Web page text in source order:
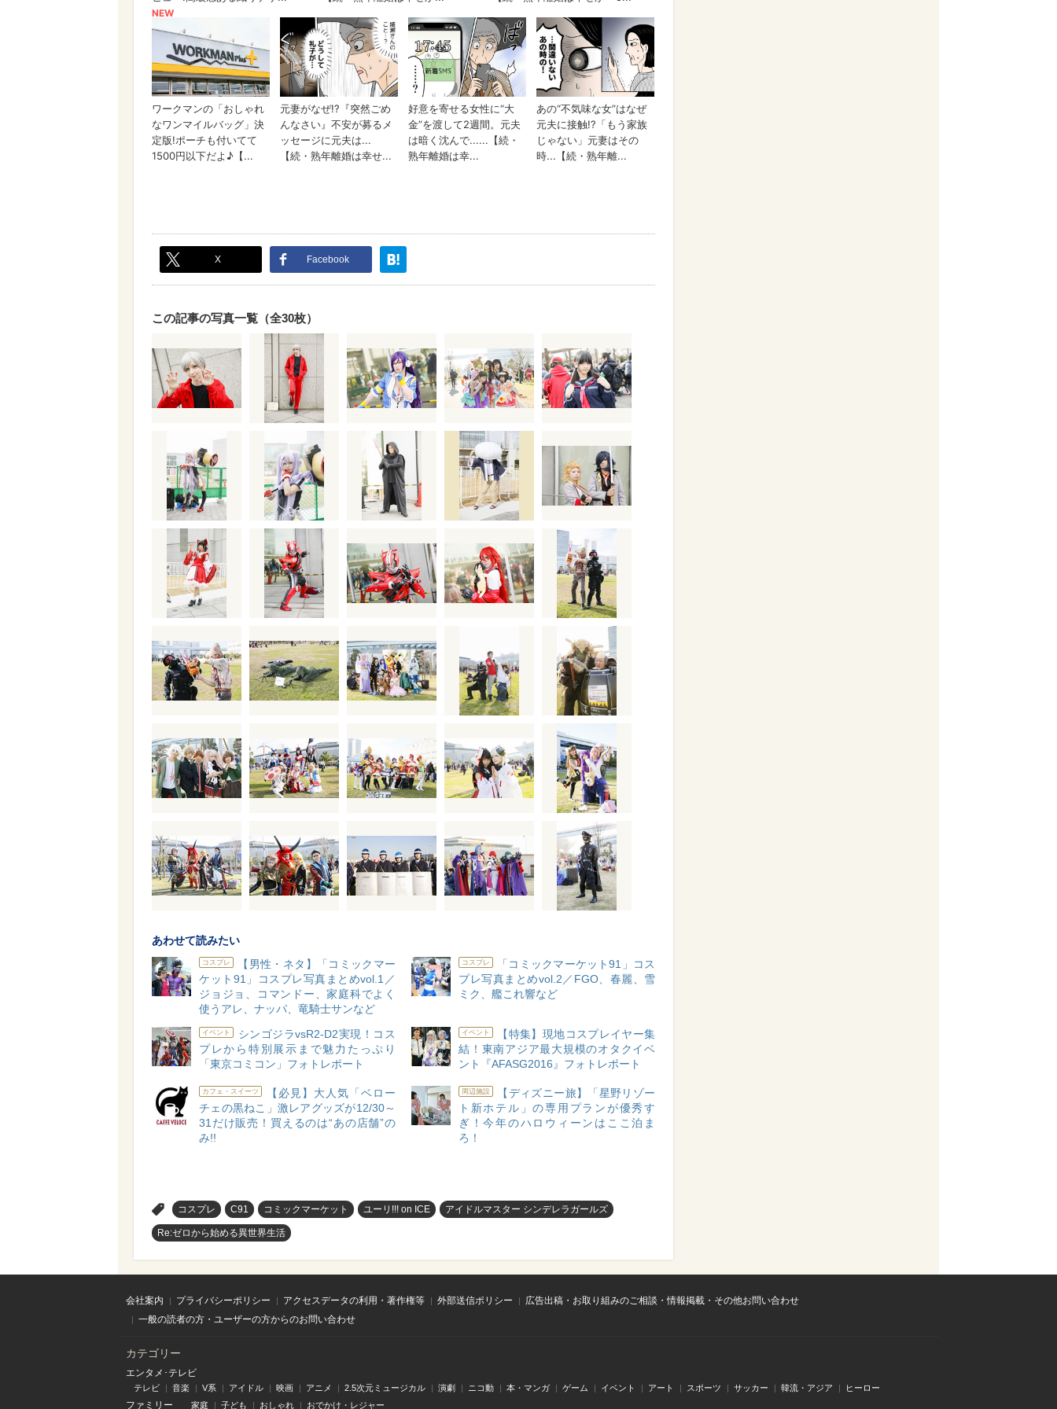
X Facebook
この記事の写真一覧（全30枚）
あわせて読みたい
コスプレ
【男性・ネタ】「コミックマー
ケット91」コスプレ写真まとめvol.1／
ジョジョ、コマンドー、家庭科でよく
使うアレ、ナッパ、竜騎士サンなど
コスプレ
「コミックマーケット91」コス
プレ写真まとめvol.2／FGO、春麗、雪
ミク、艦これ響など
イベント
シンゴジラvsR2-D2実現！コス
プレから特別展示まで魅力たっぷり
「東京コミコン」フォトレポート
イベント
【特集】現地コスプレイヤー集
結！東南アジア最大規模のオタクイベ
ント『AFASG2016』フォトレポート
カフェ・スイーツ
【必見】大人気「ベロー
チェの黒ねこ」激レアグッズが12/30～
31だけ販売！買えるのは“あの店舗”の
み!!
周辺施設
【ディズニー旅】「星野リゾー
ト新ホテル」の専用プランが優秀す
ぎ！今年のハロウィーンはここ泊ま
ろ！
コスプレ C91 コミックマーケット ユーリ!!! on ICE アイドルマスター シンデレラガールズ
Re:ゼロから始める異世界生活
会社案内 プライバシーポリシー アクセスデータの利用・著作権等 外部送信ポリシー
広告出稿・お取り組みのご相談・情報掲載・その他お問い合わせ
一般の読者の方・ユーザーの方からのお問い合わせ
カテゴリー
エンタメ･テレビ
テレビ 音楽 V系 アイドル 映画 アニメ 2.5次元ミュージカル 演劇 ニコ動 本・マンガ ゲーム イベント アート スポーツ サッカー 韓流・アジア ヒーロー
ファミリー 家庭 子ども おしゃれ おでかけ・レジャー